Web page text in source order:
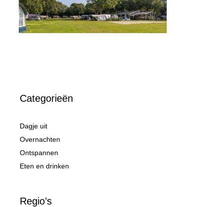
Categorieën
Dagje uit
Overnachten
Ontspannen
Eten en drinken
Regio’s